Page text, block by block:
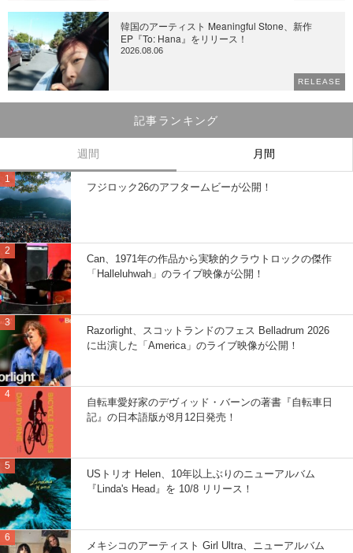
韓国のアーティスト Meaningful Stone、新作
EP『To: Hana』をリリース！
2026.08.06
RELEASE
記事ランキング
週間 月間
フジロック26のアフタームビーが公開！
Can、1971年の作品から実験的クラウトロックの傑作
「Halleluhwah」のライブ映像が公開！
Razorlight、スコットランドのフェス Belladrum 2026
に出演した「America」のライブ映像が公開！
自転車愛好家のデヴィッド・バーンの著書『自転車日
記』の日本語版が8月12日発売！
USトリオ Helen、10年以上ぶりのニューアルバム
『Linda's Head』を 10/8 リリース！
メキシコのアーティスト Girl Ultra、ニューアルバム